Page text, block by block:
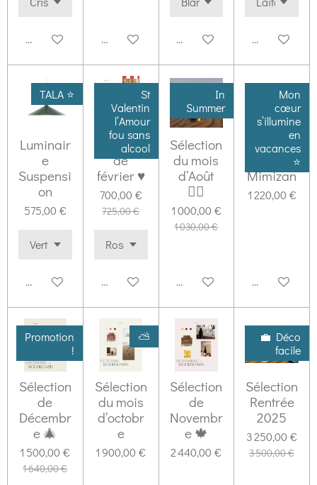
Ajouter au panierAjouter au panierAjouter au panierAjouter au
TALA ⭐️
Luminair
e
Suspensi
on
575,00 €
Ajouter au panier
St
Valentin
l’Amour
fou sans
alcool
Sélection
de
février ♥️
700,00 €
725,00 €
Ajouter au panier
In
Summer
Sélection
du mois
d’Août
🚣‍♂️
1 000,00 €
1 030,00 €
Ajouter au panier
Mon
cœur
s’illumine
en
vacances
⭐️
Vacance
Mimizan
1 220,00 €
Ajouter au
Promotion
!
Sélection
de
Décembr
e 🎄
1 500,00 €
1 640,00 €
⛅️
Sélection
du mois
d’octobr
e
1 900,00 €
Sélection
de
Novembr
e 🍁
2 440,00 €
💼 Déco
facile
Sélection
Rentrée
2025
3 250,00 €
3 500,00 €